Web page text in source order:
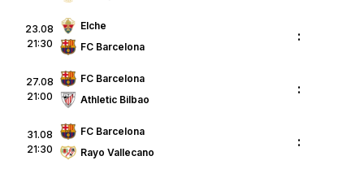
23.08
21:30
Elche
FC Barcelona
:
27.08
21:00
FC Barcelona
Athletic Bilbao
:
31.08
21:30
FC Barcelona
Rayo Vallecano
: